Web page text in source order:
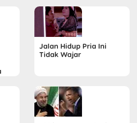
Jalan Hidup Pria Ini
Tidak Wajar